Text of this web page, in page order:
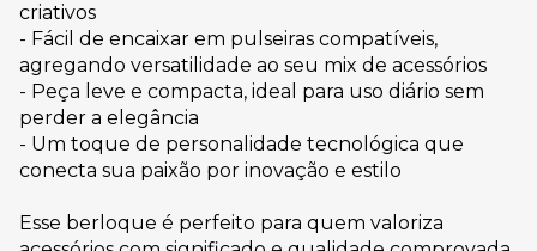
criativos
- Fácil de encaixar em pulseiras compatíveis,
agregando versatilidade ao seu mix de acessórios
- Peça leve e compacta, ideal para uso diário sem
perder a elegância
- Um toque de personalidade tecnológica que
conecta sua paixão por inovação e estilo
Esse berloque é perfeito para quem valoriza